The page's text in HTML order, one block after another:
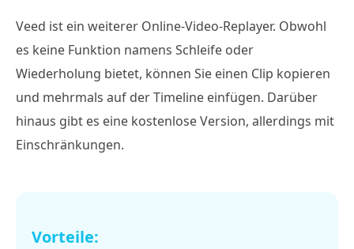
Veed ist ein weiterer Online-Video-Replayer. Obwohl
es keine Funktion namens Schleife oder
Wiederholung bietet, können Sie einen Clip kopieren
und mehrmals auf der Timeline einfügen. Darüber
hinaus gibt es eine kostenlose Version, allerdings mit
Einschränkungen.
Vorteile: